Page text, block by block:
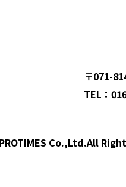
〒071-
TEL：
Co.,Ltd.All